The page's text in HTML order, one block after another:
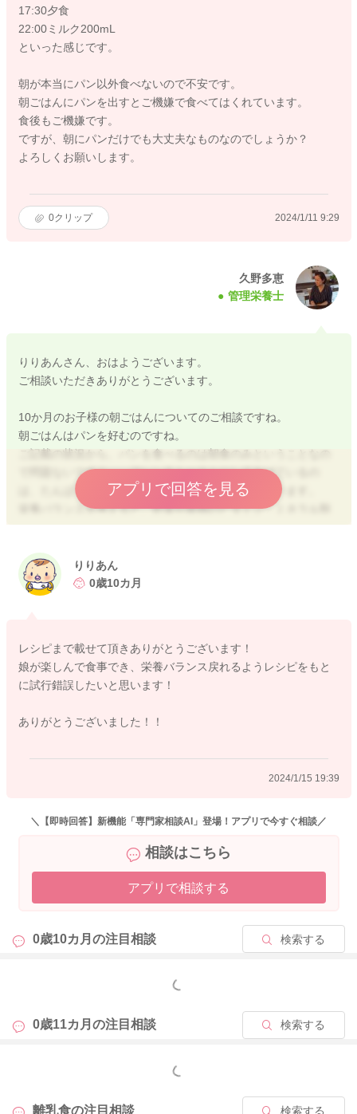
17:30夕食
22:00ミルク200mL
といった感じです。
朝が本当にパン以外食べないので不安です。
朝ごはんにパンを出すとご機嫌で食べてはくれています。
食後もご機嫌です。
ですが、朝にパンだけでも大丈夫なものなのでしょうか？
よろしくお願いします。
0クリップ 2024/1/11 9:29
久野多恵
管理栄養士
りりあんさん、おはようございます。
ご相談いただきありがとうございます。
10か月のお子様の朝ごはんについてのご相談ですね。
朝ごはんはパンを好むのですね。
ご記載の状況から、パンを食べるのは朝食のみということなの
で問題ないですよ。 フレンチトーストにしてあげているの
は、たんぱく源も摂れるのでとても良いことだと思います。
栄養バランスを考えると、野菜や果物のビタミン・ミネラル類
があると良いですが、3食しっかりとすべてのバランスを整える
食で補うように考えれば大丈夫です。 まだ離乳期ですし、今
の好みがずっと続くわけではないので、今はお子様が楽しく雰
ると離乳食で足りない栄養を補うという働きをします。10か月
ですので、1日のトータル量的には離乳食後にも飲ませてあげて
良い時期ですし、500～700ml/日程度が1日のミルクの目安量と
ミルクを与えても良いのかなと思います。
えないですが、身長と体重が成長曲線のカーブに沿って伸びて
の時期の食パンレシピを添付しますので、良かったら参考にな
さってください。
https://baby-calendar.jp/baby-food-recipe/category-13/page2?q
=%E9%A3%9F%E3%83%91%E3%83%B3&ct=#search
アプリで回答を見る
2024/1/12 8:42
りりあん
0歳10カ月
レシピまで載せて頂きありがとうございます！
娘が楽しんで食事でき、栄養バランス戻れるようレシピをもと
に試行錯誤したいと思います！
ありがとうございました！！
2024/1/15 19:39
＼【即時回答】新機能「専門家相談AI」登場！アプリで今すぐ相談／
相談はこちら
アプリで相談する
0歳10カ月の注目相談 検索する
もっと見る
0歳11カ月の注目相談 検索する
もっと見る
離乳食の注目相談 検索する